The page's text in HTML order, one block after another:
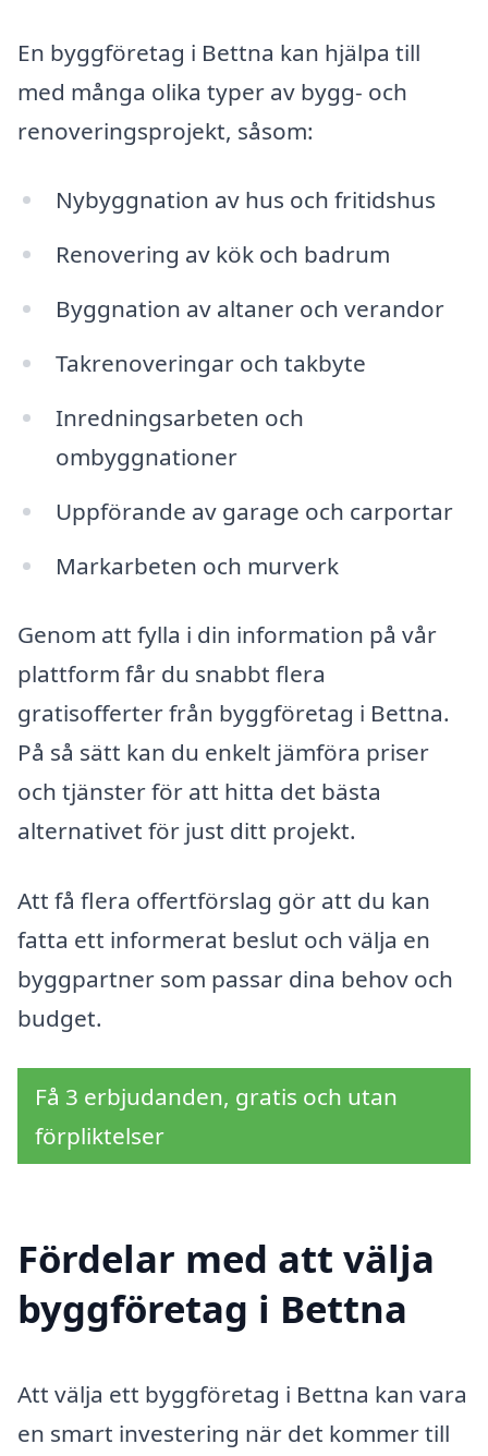
En byggföretag i Bettna kan hjälpa till
med många olika typer av bygg- och
renoveringsprojekt, såsom:
Nybyggnation av hus och fritidshus
Renovering av kök och badrum
Byggnation av altaner och verandor
Takrenoveringar och takbyte
Inredningsarbeten och
ombyggnationer
Uppförande av garage och carportar
Markarbeten och murverk
Genom att fylla i din information på vår
plattform får du snabbt flera
gratisofferter från byggföretag i Bettna.
På så sätt kan du enkelt jämföra priser
och tjänster för att hitta det bästa
alternativet för just ditt projekt.
Att få flera offertförslag gör att du kan
fatta ett informerat beslut och välja en
byggpartner som passar dina behov och
budget.
Få 3 erbjudanden, gratis och utan
förpliktelser
Fördelar med att välja
byggföretag i Bettna
Att välja ett byggföretag i Bettna kan vara
en smart investering när det kommer till